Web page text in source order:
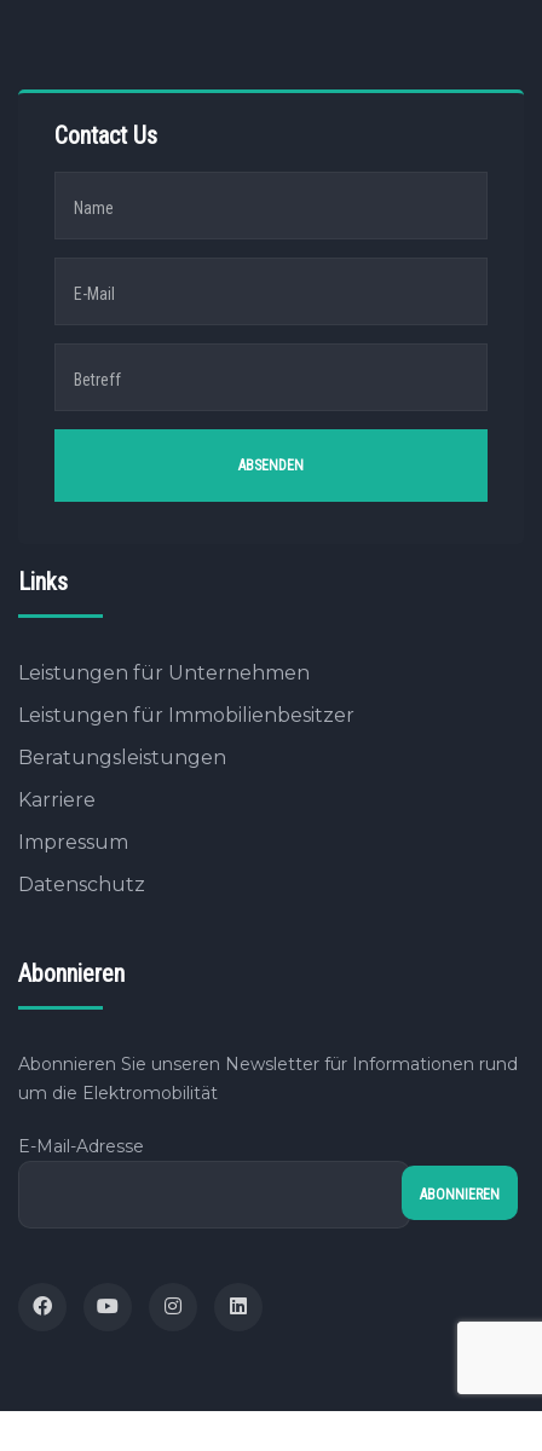
Contact Us
Links
Leistungen für Unternehmen
Leistungen für Immobilienbesitzer
Beratungsleistungen
Karriere
Impressum
Datenschutz
Abonnieren
Abonnieren Sie unseren Newsletter für Informationen rund
um die Elektromobilität
E-Mail-Adresse